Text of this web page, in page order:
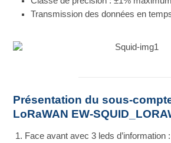
Transmission des données en
Présentation du sous-
LoRaWAN EW-
Face avant avec 3 leds d’information :